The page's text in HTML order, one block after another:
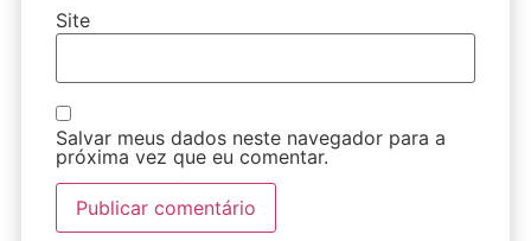
Site
Salvar meus dados neste navegador para a
próxima vez que eu comentar.